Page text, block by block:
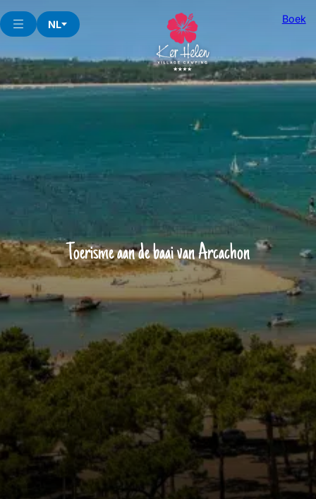
to
content
NL Boek
Toerisme aan de baai van Arcachon